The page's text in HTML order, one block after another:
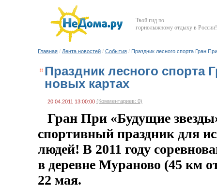
Твой гид по
горнолыжному отдыху в России!
Главная / Лента новостей / События / Праздник лесного спорта Гран
Праздник лесного спорта
новых картах
20.04.2011 13:00:00 (Комментариев: 0)
Гран При «Будущие
спортивный праздник для
людей! В 2011 году
в деревне Мураново (45 км
22 мая.